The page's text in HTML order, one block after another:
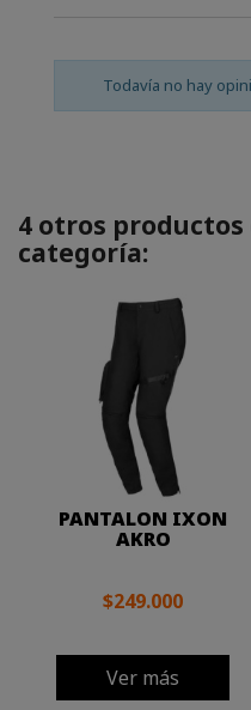
Todavía no hay
4 otros
categoría:
PANTALON IXON
AKRO
$249.000
Ver más